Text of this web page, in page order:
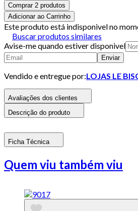
Comprar 2 produtos
Adicionar ao Carrinho
Este produto está indisponivel no
Buscar produtos similares
Avise-me quando estiver disponivel
Enviar
Vendido e entregue por:LOJAS LE
Avaliações dos clientes
Descrição do produto
Ficha Técnica
Quem viu também viu